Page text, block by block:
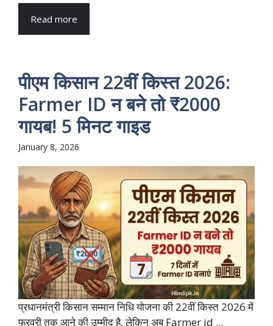
Read more
पीएम किसान 22वीं किस्त 2026:
Farmer ID न बने तो ₹2000
गायब! 5 मिनट गाइड
January 8, 2026
प्रधानमंत्री किसान सम्मान निधि योजना की 22वीं किस्त 2026 में
फरवरी तक आने की उम्मीद है, लेकिन अब Farmer id ...